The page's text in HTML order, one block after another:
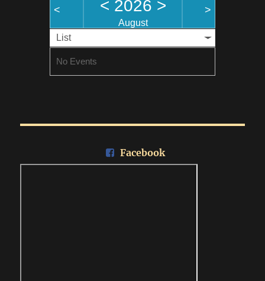
< < 2026 >
August
>
List
No Events
Facebook